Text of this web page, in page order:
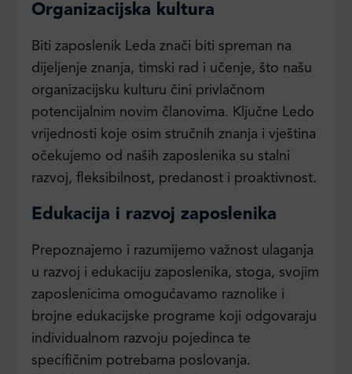
Organizacijska kultura
Biti zaposlenik Leda znači biti spreman na
dijeljenje znanja, timski rad i učenje, što našu
organizacijsku kulturu čini privlačnom
potencijalnim novim članovima. Ključne Ledo
vrijednosti koje osim stručnih znanja i vještina
očekujemo od naših zaposlenika su stalni
razvoj, fleksibilnost, predanost i proaktivnost.
Edukacija i razvoj zaposlenika
Prepoznajemo i razumijemo važnost ulaganja
u razvoj i edukaciju zaposlenika, stoga, svojim
zaposlenicima omogućavamo raznolike i
brojne edukacijske programe koji odgovaraju
individualnom razvoju pojedinca te
specifičnim potrebama poslovanja.